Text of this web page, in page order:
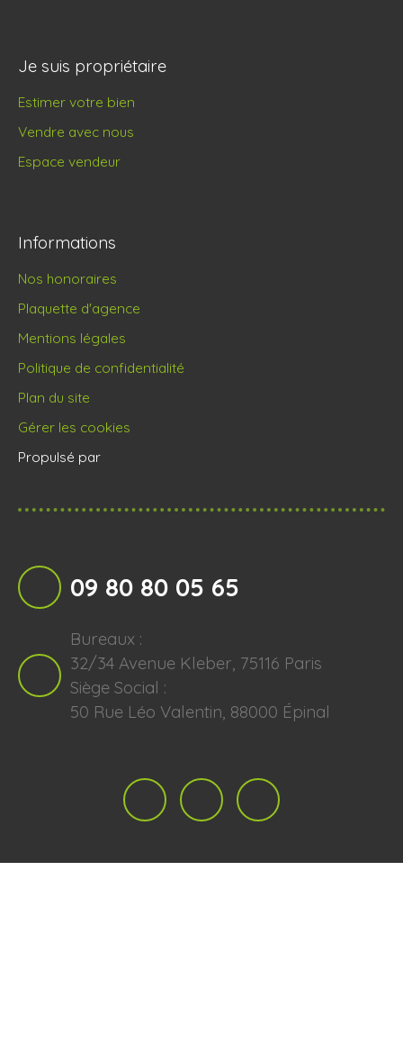
Je suis propriétaire
Estimer votre bien
Vendre avec nous
Espace vendeur
Informations
Nos honoraires
Plaquette d'agence
Mentions légales
Politique de confidentialité
Plan du site
Gérer les cookies
Propulsé par
09 80 80 05 65
Bureaux :
32/34 Avenue Kleber, 75116 Paris
Siège Social :
50 Rue Léo Valentin, 88000 Épinal